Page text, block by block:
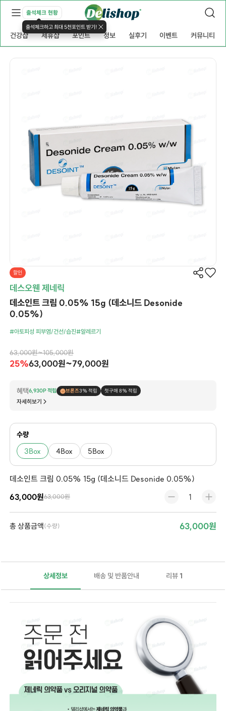
출석체크 현황
출석체크하고 최대 5천포인트 받기!
건강샵 제휴샵 포인트 정보 실후기 이벤트 커뮤니티
할인
데스오웬 제네릭
데소인트 크림 0.05% 15g (데소니드 Desonide
0.05%)
#아토피성 피부염/건선/습진#알레르기
63,000원~105,000원
25%63,000원~79,000원
혜택6,930P 적립 브론즈3% 적립 첫구매 8% 적립
자세히보기
수량
3Box 4Box 5Box
데소인트 크림 0.05% 15g (데소니드 Desonide 0.05%)
63,000원63,000원
총 상품금액(수량) 63,000원
상세정보 배송 및 반품안내 리뷰1